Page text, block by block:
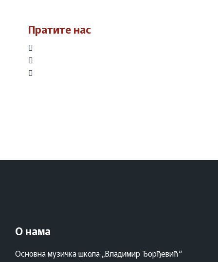
Пратите нас
О нама
Основна музичка школа „Владимир Ђорђевић“